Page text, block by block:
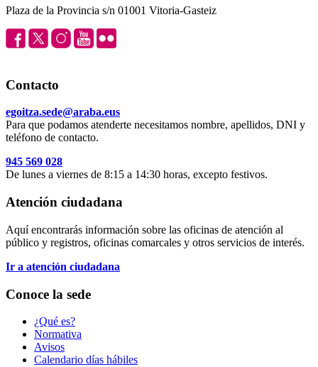
Plaza de la Provincia s/n 01001 Vitoria-Gasteiz
Contacto
egoitza.sede@araba.eus
Para que podamos atenderte necesitamos nombre, apellidos, DNI y
teléfono de contacto.
945 569 028
De lunes a viernes de 8:15 a 14:30 horas, excepto festivos.
Atención ciudadana
Aquí encontrarás información sobre las oficinas de atención al
público y registros, oficinas comarcales y otros servicios de interés.
Ir a atención ciudadana
Conoce la sede
¿Qué es?
Normativa
Avisos
Calendario días hábiles